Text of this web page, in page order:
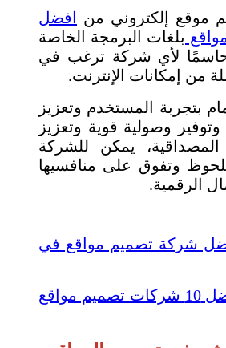
موقع إلكتروني من افضل
بلغات البرمجة الخاصة
حاسمًا لأي شركة ترغب في
من إمكانات الإنترنت.
بتجربة المستخدم وتعزيز
وتوفير وصولية قوية وتعزيز
المصداقية، يمكن للشركة
وتفوق على منافسيها
الرقمية.
شركة تصميم مواقع في
أفضل 10 شركات تصميم مواقع